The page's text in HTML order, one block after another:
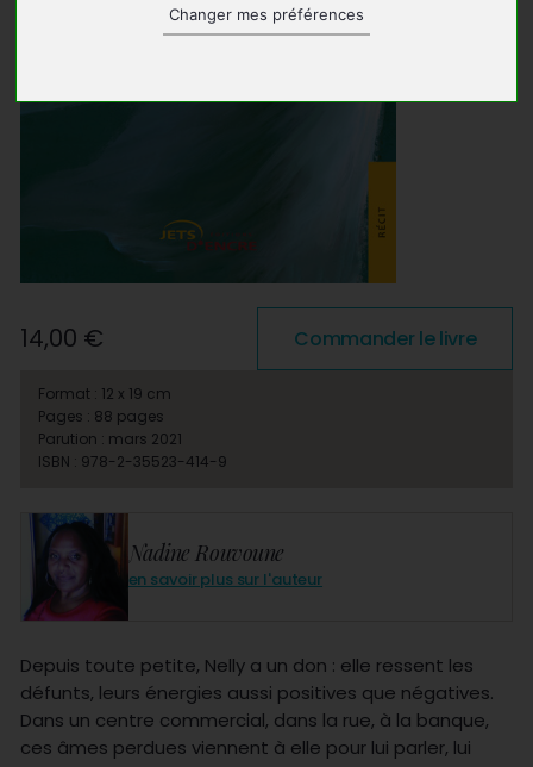
Changer mes préférences
Nadine Rouvoune
en savoir plus sur l'auteur
Depuis toute petite, Nelly a un don : elle ressent les
défunts, leurs énergies aussi positives que négatives.
Dans un centre commercial, dans la rue, à la banque,
ces âmes perdues viennent à elle pour lui parler, lui
14,00 € Commander le livre
Format : 12 x 19 cm
Pages : 88 pages
Parution : mars 2021
ISBN : 978-2-35523-414-9